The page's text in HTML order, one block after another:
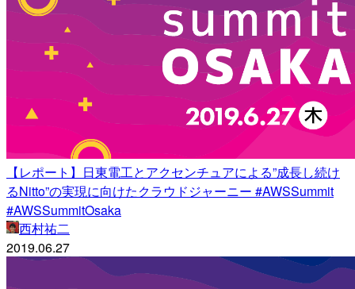
【レポート】日東電工とアクセンチュアによる”成長し続け
るNitto”の実現に向けたクラウドジャーニー #AWSSummit
#AWSSummitOsaka
西村祐二
2019.06.27